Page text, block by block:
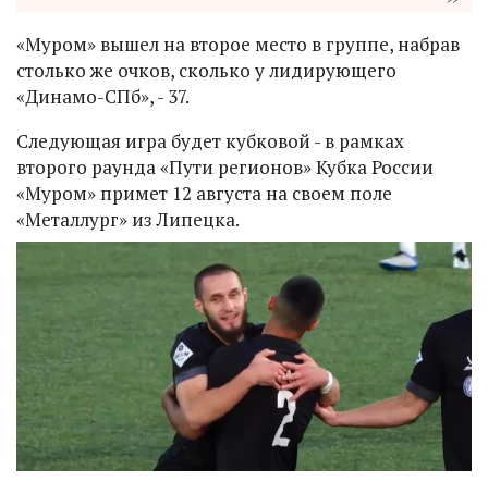
«Муром» вышел на второе место в группе, набрав
столько же очков, сколько у лидирующего
«Динамо-СПб», - 37.
Следующая игра будет кубковой - в рамках
второго раунда «Пути регионов» Кубка России
«Муром» примет 12 августа на своем поле
«Металлург» из Липецка.